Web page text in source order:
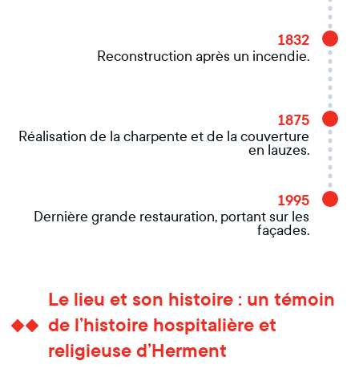
1832
Reconstruction après un incendie.
1875
Réalisation de la charpente et de la couverture
en lauzes.
1995
Dernière grande restauration, portant sur les
façades.
Le lieu et son histoire : un témoin
de l’histoire hospitalière et
religieuse d’Herment